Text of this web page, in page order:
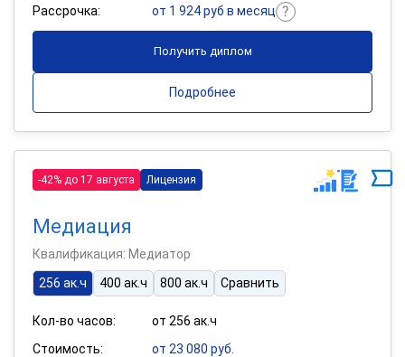
Рассрочка:
от 1 924 руб в месяц
Получить диплом
Подробнее
-42% до 17 августа Лицензия
Медиация
Квалификация: Медиатор
256 ак.ч
400 ак.ч 800 ак.ч Сравнить
Кол-во часов:
от 256 ак.ч
Стоимость:
от 23 080 руб.